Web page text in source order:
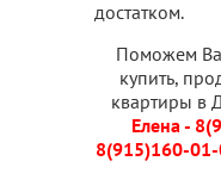
достатком.
Поможем
купить,
квартиры в
Елена -
8(915)160-